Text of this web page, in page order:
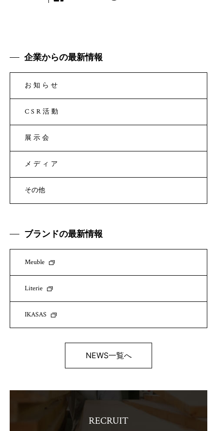
企業からの最新情報
お知らせ
CSR活動
展示会
メディア
その他
ブランドの最新情報
Meuble
Literie
IKASAS
NEWS一覧へ
RECRUIT